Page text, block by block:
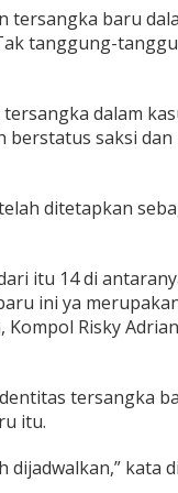
tersangka baru
tanggung-
dalam
berstatus saksi dan
ditetapkan
itu 14 di
ini ya
Kompol Risky
tersangka
itu.
kata
Pesona